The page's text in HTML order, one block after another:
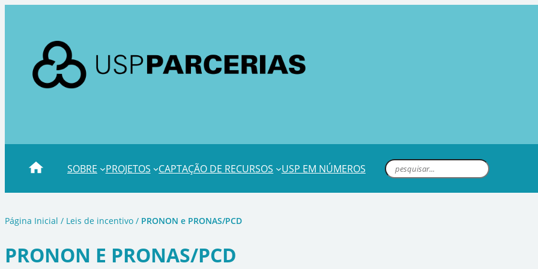
SOBRE PROJETOS CAPTAÇÃO DE RECURSOS USP EM NÚMEROS
Página Inicial / Leis de incentivo / PRONON e PRONAS/PCD
PRONON E PRONAS/PCD